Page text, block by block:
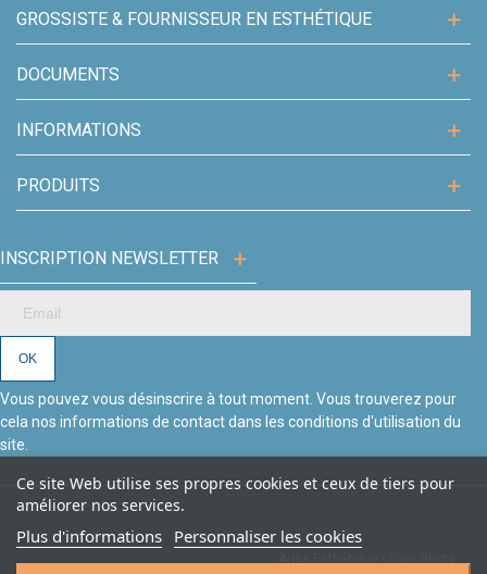
Ce site Web utilise ses propres cookies et ceux de tiers pour
améliorer nos services.
Plus d'informations Personnaliser les cookies
GROSSISTE & FOURNISSEUR EN ESTHÉTIQUE
DOCUMENTS
INFORMATIONS
PRODUITS
INSCRIPTION NEWSLETTER
Vous pouvez vous désinscrire à tout moment. Vous trouverez pour
cela nos informations de contact dans les conditions d'utilisation du
site.